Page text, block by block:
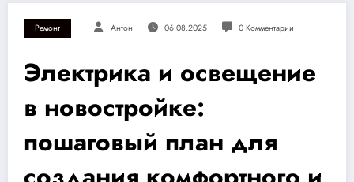
Ремонт Антон 06.08.2025 0 Комментарии
Электрика и освещение
в новостройке:
пошаговый план для